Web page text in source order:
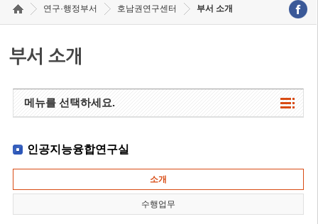
연구·행정부서 호남권연구센터 부서 소개
부서 소개
메뉴를 선택하세요.
인공지능융합연구실
소개
수행업무